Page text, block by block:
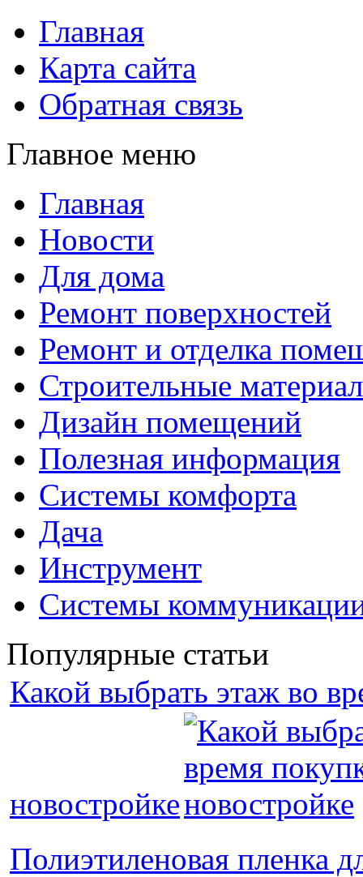
Главная
Карта сайта
Обратная связь
Главное меню
Главная
Новости
Для дома
Ремонт поверхностей
Ремонт и отделка
Строительные
Дизайн помещений
Полезная информация
Системы комфорта
Дача
Инструмент
Системы
Популярные статьи
Какой выбрать этаж во
новостройке
Полиэтиленовая пленка